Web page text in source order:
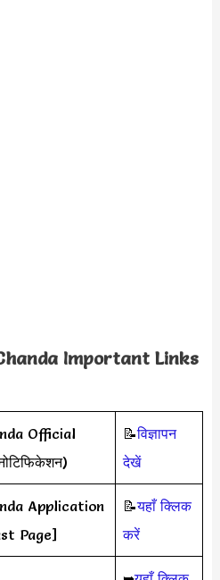
Important Links
Official
📝विज्ञापन
देखें
Application
Page]
📝यहाँ क्लिक
करें